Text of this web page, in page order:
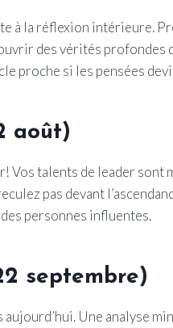
à la réflexion intérieure.
des vérités profondes
proche si les pensées
août)
Vos talents de leader
pas devant
personnes influentes.
septembre)
Une analyse